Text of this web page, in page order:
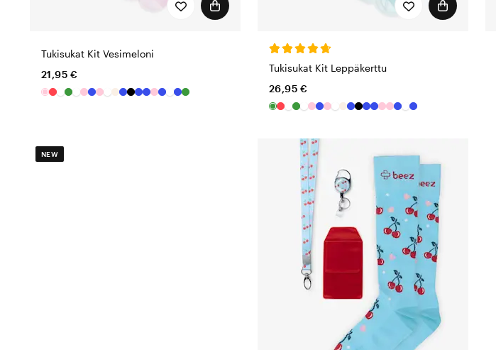
Tukisukat Kit Vesimeloni
21,95 €
Tukisukat Kit Leppäkerttu
26,95 €
NEW